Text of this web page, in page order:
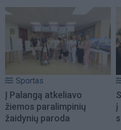
Sportas
Į Palangą atkeliavo
žiemos paralimpinių
žaidynių paroda
į